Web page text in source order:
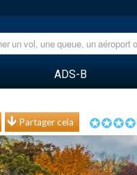
ADS-B
Partager cela